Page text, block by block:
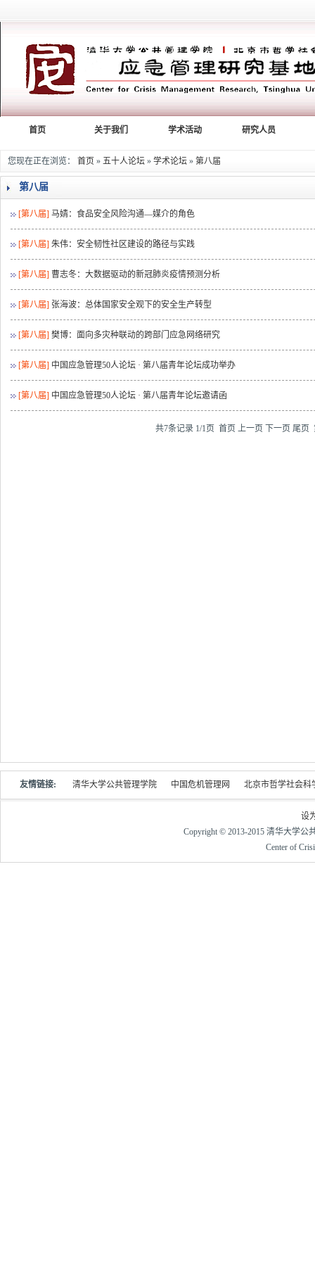
首页 关于我们 学术活动 研究人员
您现在正在浏览： 首页 » 五十人论坛 » 学术论坛 » 第八届
第八届
[第八届] 马婧：食品安全风险沟通—媒介的角色
[第八届] 朱伟：安全韧性社区建设的路径与实践
[第八届] 曹志冬：大数据驱动的新冠肺炎疫情预测分析
[第八届] 张海波：总体国家安全观下的安全生产转型
[第八届] 樊博：面向多灾种联动的跨部门应急网络研究
[第八届] 中国应急管理50人论坛 · 第八届青年论坛成功举办
[第八届] 中国应急管理50人论坛 · 第八届青年论坛邀请函
共7条记录 1/1页 首页 上一页 下一页 尾页
友情链接: 清华大学公共管理学院 中国危机管理网 北京市哲学社会科
设
Copyright © 2013-2015 清华大学公
Center of